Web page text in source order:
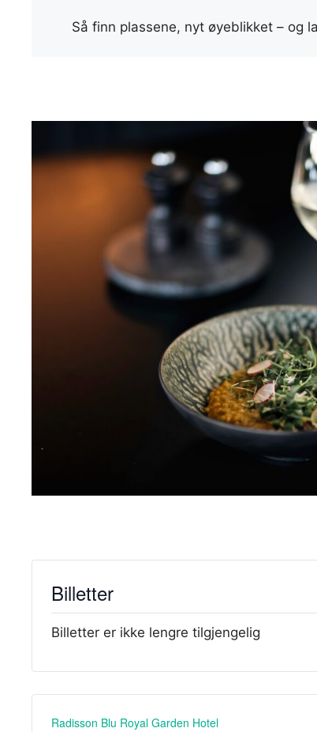
Så finn plassene, nyt øyeblikket – og
Billetter
Billetter er ikke lengre tilgjengelig
Radisson Blu Royal Garden Hotel